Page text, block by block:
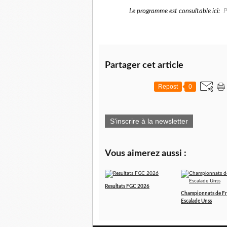
Le programme est consultable ici:
Partager cet article
Repost 0
S'inscrire à la newsletter
Vous aimerez aussi :
Resultats FGC 2026
Championnats de
Escalade Unss